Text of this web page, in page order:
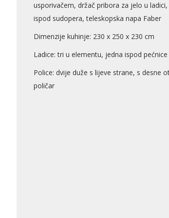
AKCIJA!
usporivačem, držač pribora za jelo u ladici,
ispod sudopera, teleskopska napa Faber
Dimenzije kuhinje: 230 x 250 x 230 cm
Ladice: tri u elementu, jedna ispod pećnice
Police: dvije duže s lijeve strane, s desne
poličar